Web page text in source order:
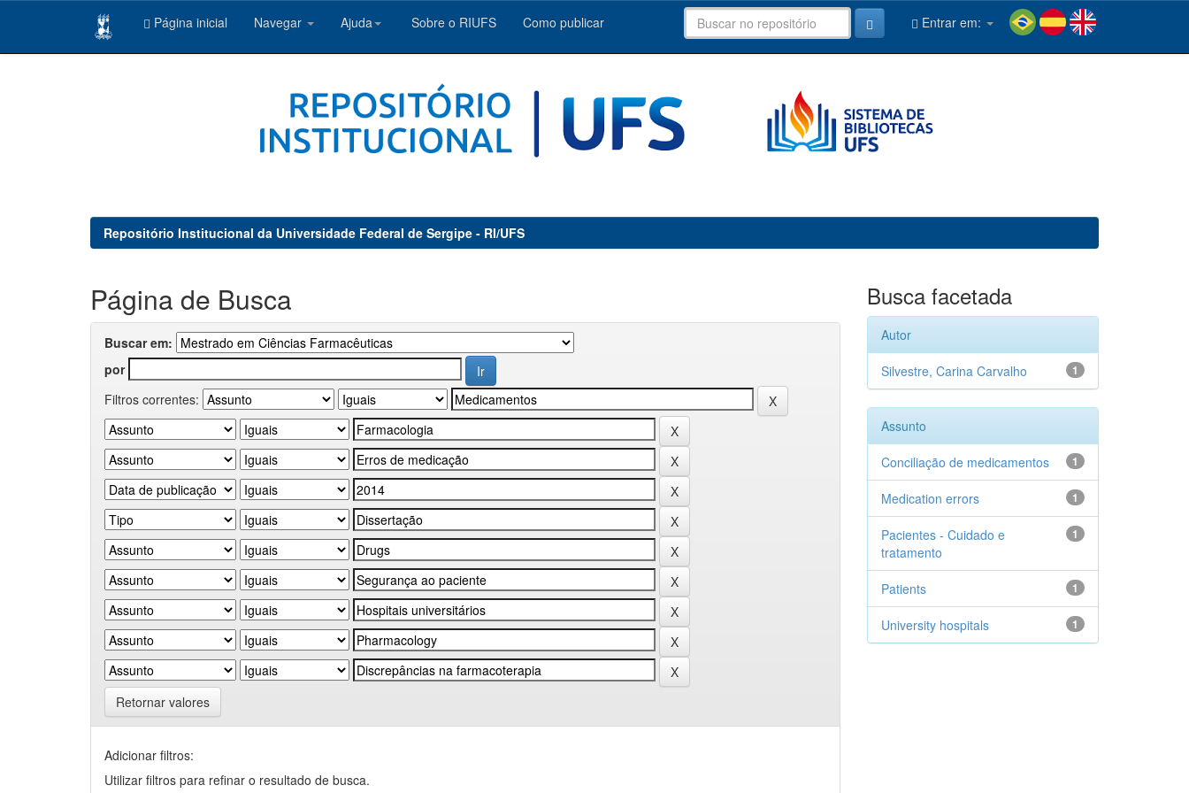
Página inicial Navegar Ajuda Sobre o RIUFS Como publicar Entrar em:
Repositório Institucional da Universidade Federal de Sergipe - RI/UFS
Página de Busca
Buscar em:
por
Filtros correntes:
Retornar valores
Adicionar filtros:
Utilizar filtros para refinar o resultado de busca.
Busca facetada
Autor
1
Silvestre, Carina Carvalho
Assunto
1
Conciliação de medicamentos
1
Medication errors
1
Pacientes - Cuidado e
tratamento
1
Patients
1
University hospitals